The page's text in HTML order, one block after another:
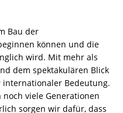
Bau der
können und die
wird. Mit mehr als
dem spektakulären Blick
Bedeutung.
viele Generationen
sorgen wir dafür, dass